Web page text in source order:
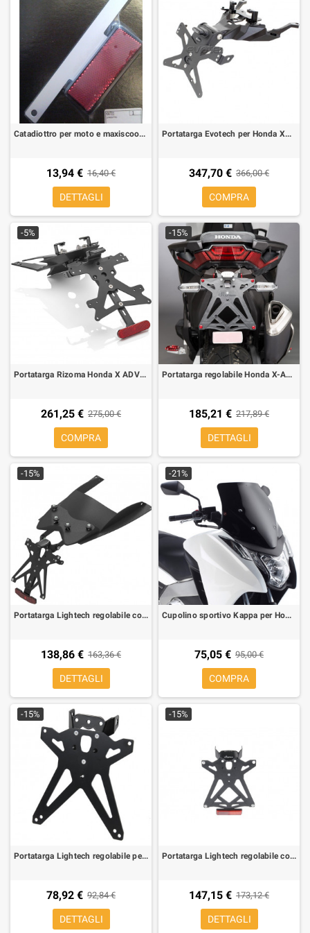
Catadiottro per moto e maxiscooter con staffa di supporto
13,94 € 16,40 €
DETTAGLI
Portatarga Evotech per Honda XDV
347,70 € 366,00 €
COMPRA
-5%
Portatarga Rizoma Honda X ADV con sottocoda
261,25 € 275,00 €
COMPRA
-15%
Portatarga regolabile Honda X-ADV Lightech TARHO115
185,21 € 217,89 €
DETTAGLI
-15%
Portatarga Lightech regolabile con luce targa led omolog. catadiotro e sottocoda per Yamaha T-Max 500 08-11
138,86 € 163,36 €
DETTAGLI
-21%
Cupolino sportivo Kappa per Honda Integra 700
75,05 € 95,00 €
COMPRA
-15%
Portatarga Lightech regolabile per Yamaha T-Max 500 08-10
78,92 € 92,84 €
DETTAGLI
-15%
Portatarga Lightech regolabile con luce targa led omolog. e catadiotro BMW C 600 Sport 13-
147,15 € 173,12 €
DETTAGLI